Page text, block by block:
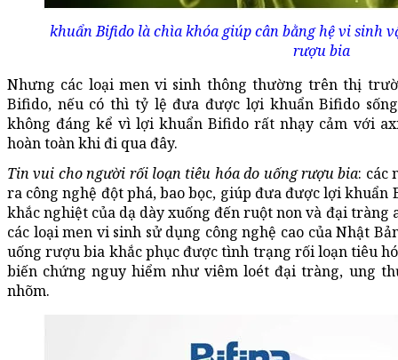
khuẩn Bifido là chìa khóa giúp cân bằng hệ vi sinh
rượu bia
Nhưng các loại men vi sinh thông thường trên thị
Bifido, nếu có thì tỷ lệ đưa được lợi khuẩn Bifido
không đáng kể vì lợi khuẩn Bifido rất nhạy cảm với
hoàn toàn khi đi qua đây.
Tin vui cho người rối loạn tiêu hóa do uống rượu bia: các
ra công nghệ đột phá, bao bọc, giúp đưa được lợi
khắc nghiệt của dạ dày xuống đến ruột non và đại tràng
các loại men vi sinh sử dụng công nghệ cao của Nhật
uống rượu bia khắc phục được tình trạng rối loạn tiêu
biến chứng nguy hiểm như viêm loét đại tràng, ung
nhõm.